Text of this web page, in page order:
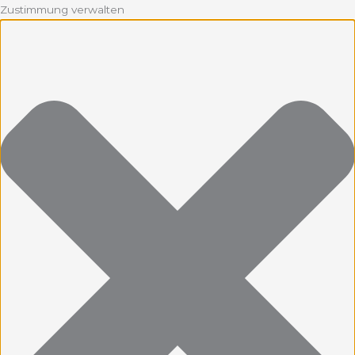
Zustimmung verwalten